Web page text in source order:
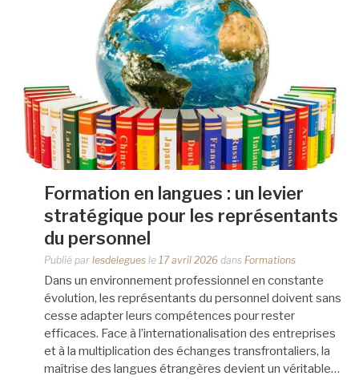
Formation en langues : un levier
stratégique pour les représentants
du personnel
Publié par lesdelegues le 17 avril 2026 dans Formations
Dans un environnement professionnel en constante
évolution, les représentants du personnel doivent sans
cesse adapter leurs compétences pour rester
efficaces. Face à l’internationalisation des entreprises
et à la multiplication des échanges transfrontaliers, la
maîtrise des langues étrangères devient un véritable…